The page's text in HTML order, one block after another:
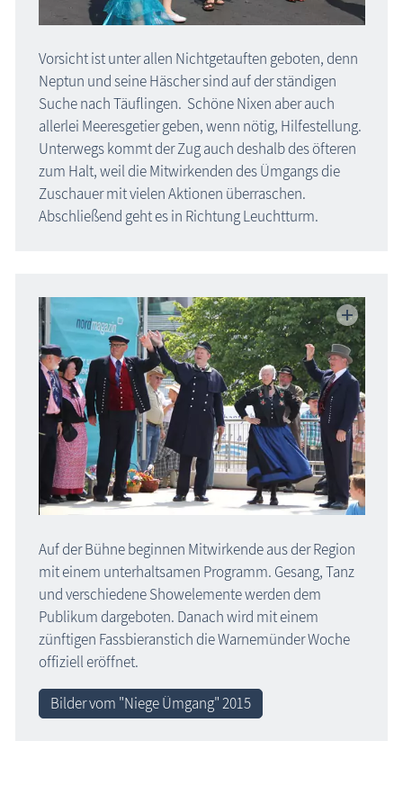
Vorsicht ist unter allen Nichtgetauften geboten, denn
Neptun und seine Häscher sind auf der ständigen
Suche nach Täuflingen. Schöne Nixen aber auch
allerlei Meeresgetier geben, wenn nötig, Hilfestellung.
Unterwegs kommt der Zug auch deshalb des öfteren
zum Halt, weil die Mitwirkenden des Ümgangs die
Zuschauer mit vielen Aktionen überraschen.
Abschließend geht es in Richtung Leuchtturm.
Auf der Bühne beginnen Mitwirkende aus der Region
mit einem unterhaltsamen Programm. Gesang, Tanz
und verschiedene Showelemente werden dem
Publikum dargeboten. Danach wird mit einem
zünftigen Fassbieranstich die Warnemünder Woche
offiziell eröffnet.
Bilder vom "Niege Ümgang" 2015